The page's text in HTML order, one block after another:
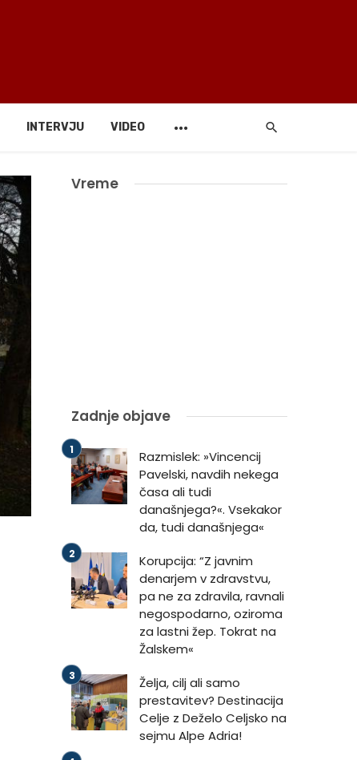
INTERVJU VIDEO
Vreme
Zadnje objave
Razmislek: »Vincencij
Pavelski, navdih nekega
časa ali tudi
današnjega?«. Vsekakor
da, tudi današnjega«
Korupcija: “Z javnim
denarjem v zdravstvu,
pa ne za zdravila, ravnali
negospodarno, oziroma
za lastni žep. Tokrat na
Žalskem«
Želja, cilj ali samo
prestavitev? Destinacija
Celje z Deželo Celjsko na
sejmu Alpe Adria!